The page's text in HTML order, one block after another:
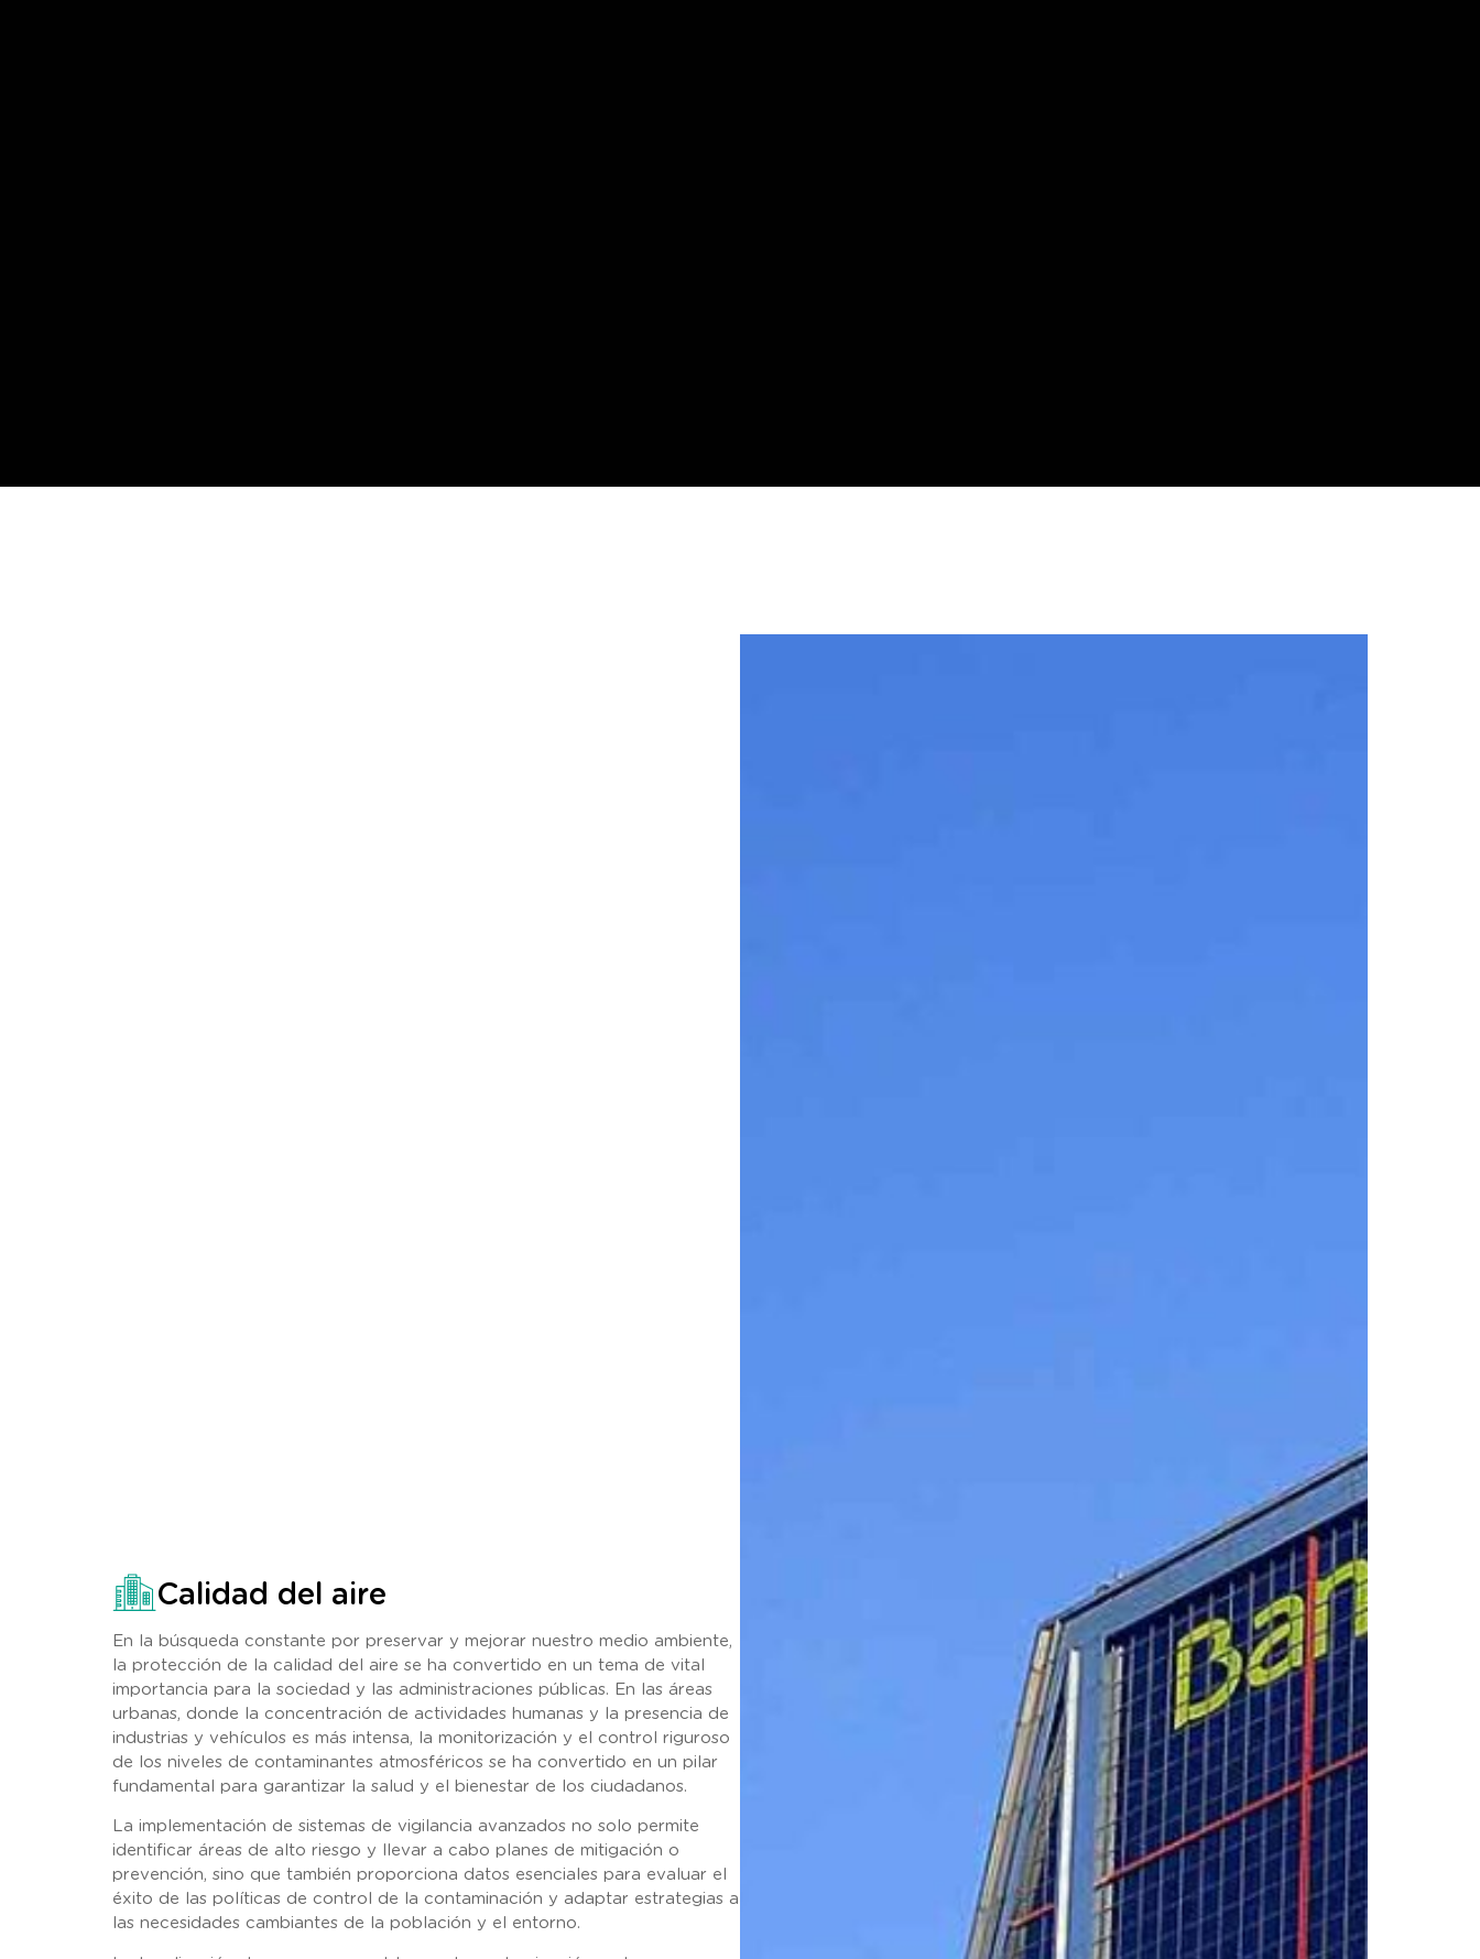
Calidad del aire
En la búsqueda constante por preservar y mejorar nuestro medio ambiente,
la protección de la calidad del aire se ha convertido en un tema de vital
importancia para la sociedad y las administraciones públicas. En las áreas
urbanas, donde la concentración de actividades humanas y la presencia de
industrias y vehículos es más intensa, la monitorización y el control riguroso
de los niveles de contaminantes atmosféricos se ha convertido en un pilar
fundamental para garantizar la salud y el bienestar de los ciudadanos.
La implementación de sistemas de vigilancia avanzados no solo permite
identificar áreas de alto riesgo y llevar a cabo planes de mitigación o
prevención, sino que también proporciona datos esenciales para evaluar el
éxito de las políticas de control de la contaminación y adaptar estrategias a
las necesidades cambiantes de la población y el entorno.